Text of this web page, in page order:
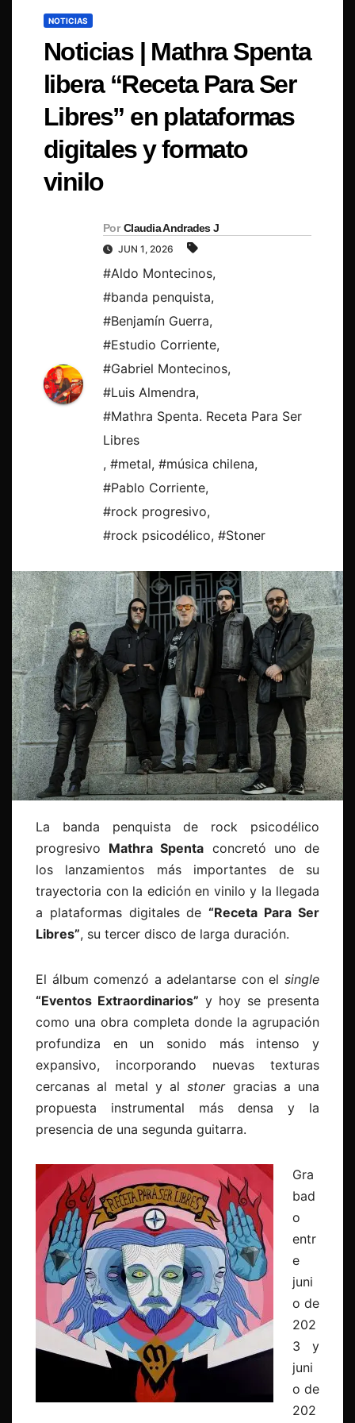
NOTICIAS
Noticias | Mathra Spenta
libera “Receta Para Ser
Libres” en plataformas
digitales y formato
vinilo
Por Claudia Andrades J
JUN 1, 2026
#Aldo Montecinos,
#banda penquista,
#Benjamín Guerra,
#Estudio Corriente,
#Gabriel Montecinos,
#Luis Almendra,
#Mathra Spenta. Receta Para Ser
Libres
, #metal, #música chilena,
#Pablo Corriente,
#rock progresivo,
#rock psicodélico, #Stoner
La banda penquista de rock psicodélico
progresivo Mathra Spenta concretó uno de
los lanzamientos más importantes de su
trayectoria con la edición en vinilo y la llegada
a plataformas digitales de“Receta Para Ser
Libres”, su tercer disco de larga duración.
El álbum comenzó a adelantarse con el single
“Eventos Extraordinarios” y hoy se presenta
como una obra completa donde la agrupación
profundiza en un sonido más intenso y
expansivo, incorporando nuevas texturas
cercanas al metal y alstoner gracias a una
propuesta instrumental más densa y la
presencia de una segunda guitarra.
Gra
bad
o
entr
e
juni
o de
202
3 y
juni
o de
202